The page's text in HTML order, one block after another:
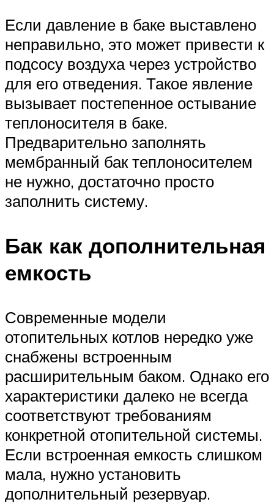
Если давление в баке выставлено
неправильно, это может привести к
подсосу воздуха через устройство
для его отведения. Такое явление
вызывает постепенное остывание
теплоносителя в баке.
Предварительно заполнять
мембранный бак теплоносителем
не нужно, достаточно просто
заполнить систему.
Бак как дополнительная
емкость
Современные модели
отопительных котлов нередко уже
снабжены встроенным
расширительным баком. Однако его
характеристики далеко не всегда
соответствуют требованиям
конкретной отопительной системы.
Если встроенная емкость слишком
мала, нужно установить
дополнительный резервуар.